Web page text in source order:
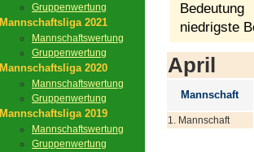
Gruppenwertung
Mannschaftsliga 2021
Mannschaftswertung
Gruppenwertung
Mannschaftsliga 2020
Mannschaftswertung
Gruppenwertung
Mannschaftsliga 2019
Mannschaftswertung
Gruppenwertung
niedrigste
April
Mannschaft
1. Mannschaft